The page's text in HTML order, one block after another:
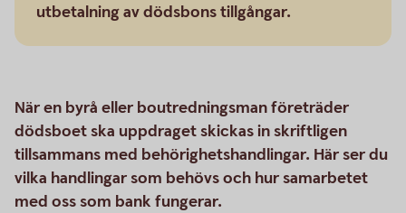
utbetalning av dödsbons tillgångar.
När en byrå eller boutredningsman företräder
dödsboet ska uppdraget skickas in skriftligen
tillsammans med behörighetshandlingar. Här ser du
vilka handlingar som behövs och hur samarbetet
med oss som bank fungerar.